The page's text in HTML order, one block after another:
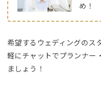
め！
希望するウェディングのス
軽にチャットでプランナー
ましょう！